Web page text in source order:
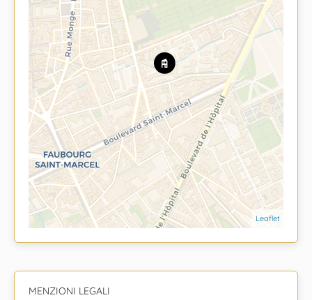
Leaflet
MENZIONI LEGALI